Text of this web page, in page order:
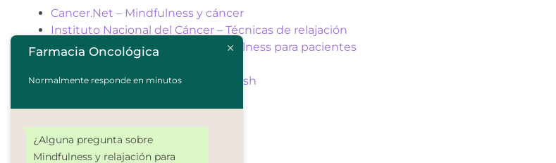
Cancer.Net – Mindfulness y cáncer
Instituto Nacional del Cáncer – Técnicas de relajación
American Cancer Society – Mindfulness para pacientes
Foto deSage Friedman
Unsplash
Farmacia Oncológica
Normalmente responde en minutos
¿Alguna pregunta sobre
Mindfulness y relajación para